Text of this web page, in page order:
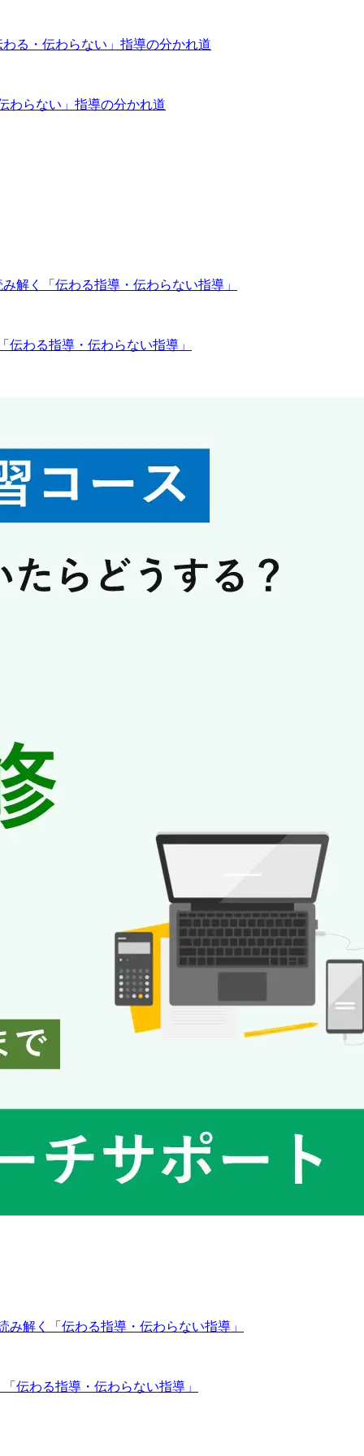
わらない」指導の分かれ道
わる指導・伝わらない指導」
伝わる指導・伝わらない指導」